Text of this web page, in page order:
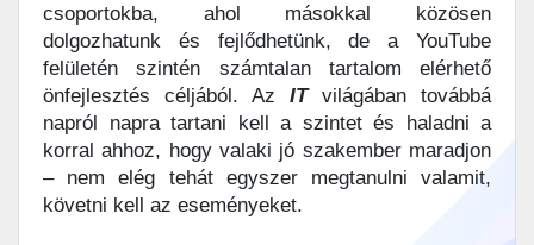
csoportokba, ahol másokkal közösen
dolgozhatunk és fejlődhetünk, de a YouTube
felületén szintén számtalan tartalom elérhető
önfejlesztés céljából. Az IT világában továbbá
napról napra tartani kell a szintet és haladni a
korral ahhoz, hogy valaki jó szakember maradjon
– nem elég tehát egyszer megtanulni valamit,
követni kell az eseményeket.